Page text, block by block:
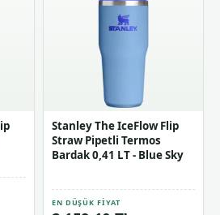
Stanley The IceFlow Flip
Straw Pipetli Termos
Bardak 0,41 LT - Blue Sky
EN DÜŞÜK FIYAT